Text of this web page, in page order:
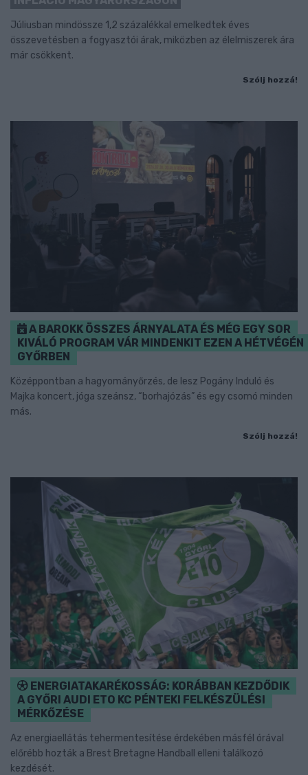
Júliusban mindössze 1,2 százalékkal emelkedtek éves
összevetésben a fogyasztói árak, miközben az élelmiszerek ára
már csökkent.
Szólj hozzá!
A BAROKK ÖSSZES ÁRNYALATA ÉS MÉG EGY SOR
KIVÁLÓ PROGRAM VÁR MINDENKIT EZEN A HÉTVÉGÉN
GYŐRBEN
Középpontban a hagyományőrzés, de lesz Pogány Induló és
Majka koncert, jóga szeánsz, “borhajózás” és egy csomó minden
más.
Szólj hozzá!
ENERGIATAKARÉKOSSÁG: KORÁBBAN KEZDŐDIK
A GYŐRI AUDI ETO KC PÉNTEKI FELKÉSZÜLÉSI
MÉRKŐZÉSE
Az energiaellátás tehermentesítése érdekében másfél órával
előrébb hozták a Brest Bretagne Handball elleni találkozó
kezdését.